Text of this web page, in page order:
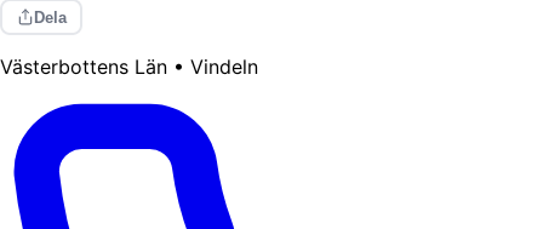
Dela
Västerbottens Län • Vindeln